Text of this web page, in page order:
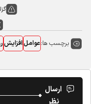
برچسب ها:عواملافزایش
ارسال
نظر